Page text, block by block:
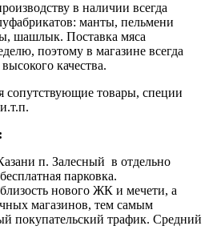
в наличии всегда
манты, пельмени
шашлык. Поставка мяса
поэтому в магазине всегда
качества.
сопутствующие товары, специи
п. Залесный в отдельно
парковка.
нового ЖК и мечети, а
магазинов, тем самым
покупательский трафик. Средний